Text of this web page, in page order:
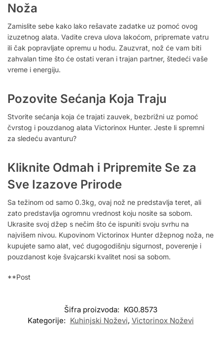
Noža
Zamislite sebe kako lako rešavate zadatke uz pomoć ovog
izuzetnog alata. Vadite creva ulova lakoćom, pripremate vatru
ili čak popravljate opremu u hodu. Zauzvrat, nož će vam biti
zahvalan time što će ostati veran i trajan partner, štedeći vaše
vreme i energiju.
Pozovite Sećanja Koja Traju
Stvorite sećanja koja će trajati zauvek, bezbrižni uz pomoć
čvrstog i pouzdanog alata Victorinox Hunter. Jeste li spremni
za sledeću avanturu?
Kliknite Odmah i Pripremite Se za
Sve Izazove Prirode
Sa težinom od samo 0.3kg, ovaj nož ne predstavlja teret, ali
zato predstavlja ogromnu vrednost koju nosite sa sobom.
Ukrasite svoj džep s nečim što će ispuniti svoju svrhu na
najvišem nivou. Kupovinom Victorinox Hunter džepnog noža, ne
kupujete samo alat, već dugogodišnju sigurnost, poverenje i
pouzdanost koje švajcarski kvalitet nosi sa sobom.
**Post
Šifra proizvoda: KG0.8573
Kategorije: Kuhinjski Noževi, Victorinox Noževi